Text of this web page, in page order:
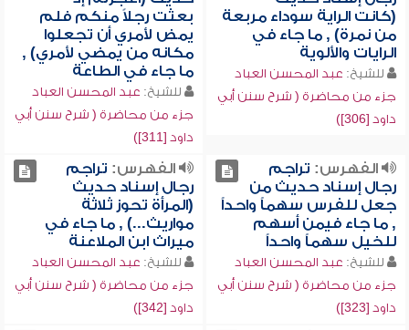
(كانت الراية سوداء مربعة
من نمرة) , ما جاء في
الرايات والألوية
للشيخ: عبد المحسن العباد
جزء من محاضرة ( شرح سنن أبي
داود [306])
بعثت رجلاً منكم فلم
يمض لأمري أن تجعلوا
مكانه من يمضي لأمري) ,
ما جاء في الطاعة
للشيخ: عبد المحسن العباد
جزء من محاضرة ( شرح سنن أبي
داود [311])
الفهرس: تراجم
رجال إسناد حديث من
جعل للفرس سهماً واحداً
, ما جاء فيمن أسهم
للخيل سهماً واحداً
للشيخ: عبد المحسن العباد
جزء من محاضرة ( شرح سنن أبي
داود [323])
الفهرس: تراجم
رجال إسناد حديث
(المرأة تحوز ثلاثة
مواريث...) , ما جاء في
ميراث ابن الملاعنة
للشيخ: عبد المحسن العباد
جزء من محاضرة ( شرح سنن أبي
داود [342])